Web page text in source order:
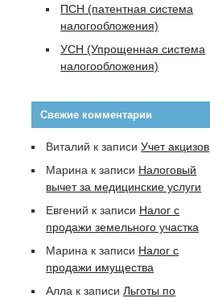
ПСН (патентная система
налогообложения)
УСН (Упрощенная система
налогообложения)
Свежие комментарии
Виталий к записиУчет акцизов
Марина к записи Налоговый
вычет за медицинские услуги
Евгений к записи Налог с
продажи земельного участка
Марина к записи Налог с
продажи имущества
Алла к записиЛьготы по